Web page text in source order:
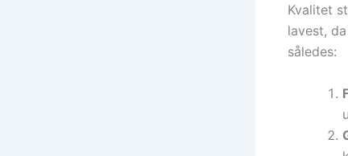
Kvalitet
lavest,
således: